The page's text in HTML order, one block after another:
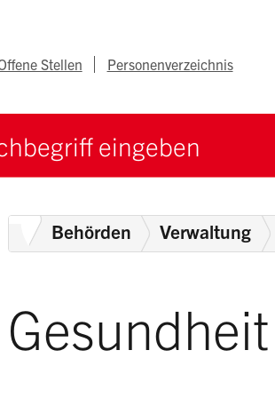
Stellen Personenverzeichnis
HomeBehörden Verwaltung
Gesundheit